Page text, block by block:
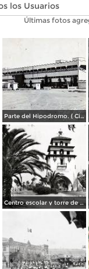
Fotos
Últimas fotos
Parte del Hipodromo. ( Circulada el 12 de Julio de 1922 ).
Centro escolar y torre de Agua Caliente